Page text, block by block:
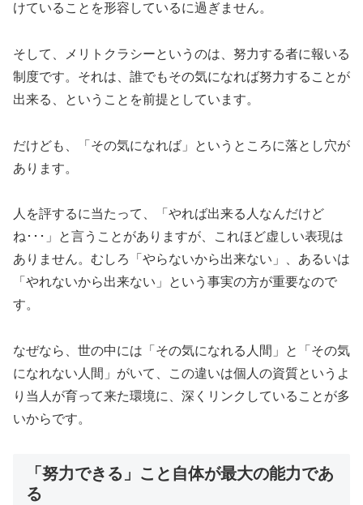
けていることを形容しているに過ぎません。
そして、メリトクラシーというのは、努力する者に報いる
制度です。それは、誰でもその気になれば努力することが
出来る、ということを前提としています。
だけども、「その気になれば」というところに落とし穴が
あります。
人を評するに当たって、「やれば出来る人なんだけど
ね･･･」と言うことがありますが、これほど虚しい表現は
ありません。むしろ「やらないから出来ない」、あるいは
「やれないから出来ない」という事実の方が重要なので
す。
なぜなら、世の中には「その気になれる人間」と「その気
になれない人間」がいて、この違いは個人の資質というよ
り当人が育って来た環境に、深くリンクしていることが多
いからです。
「努力できる」こと自体が最大の能力であ
る